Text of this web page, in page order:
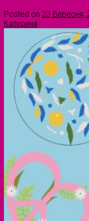
Posted on 23 Вересня,
Катерина